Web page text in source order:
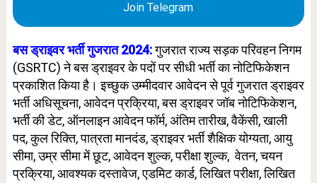
Join Telegram
बस ड्राइवर भर्ती गुजरात 2024:गुजरात राज्य सड़क परिवहन निगम
(GSRTC) ने बस ड्राइवर के पदों पर सीधी भर्ती का नोटिफिकेशन
प्रकाशित किया है। इच्छुक उम्मीदवार आवेदन से पूर्व गुजरात ड्राइवर
भर्ती अधिसूचना, आवेदन प्रक्रिया, बस ड्राइवर जॉब नोटिफिकेशन,
भर्ती की डेट, ऑनलाइन आवेदन फॉर्म, अंतिम तारीख, वैकेंसी, खाली
पद, कुल रिक्ति, पात्रता मानदंड, ड्राइवर भर्ती शैक्षिक योग्यता, आयु
सीमा, उम्र सीमा में छूट, आवेदन शुल्क, परीक्षा शुल्क, वेतन, चयन
प्रक्रिया, आवश्यक दस्तावेज, एडमिट कार्ड, लिखित परीक्षा, लिखित